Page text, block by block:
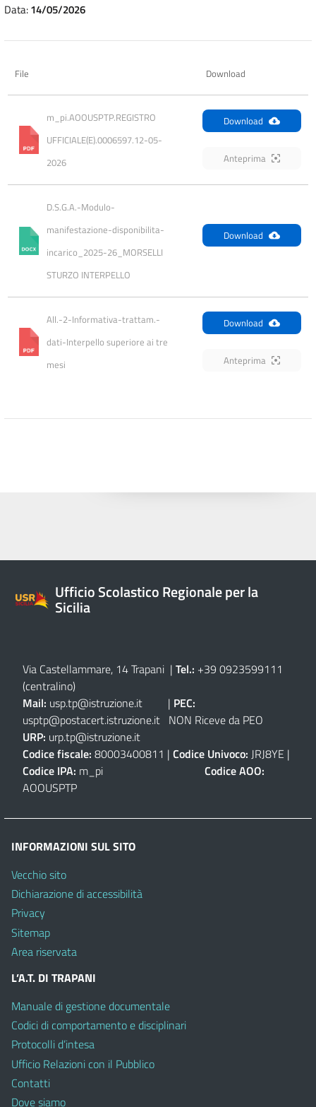
Data:14/05/2026
File Download
m_pi.AOOUSPTP.REGISTRO
UFFICIALE(E).0006597.12-05-
2026
Download
Anteprima
D.S.G.A.-Modulo-
manifestazione-disponibilita-
incarico_2025-26_MORSELLI
STURZO INTERPELLO
Download
All.-2-Informativa-trattam.-
dati-Interpello superiore ai tre
mesi
Download
Anteprima
Ufficio Scolastico Regionale per la
Sicilia
Via Castellammare, 14 Trapani | Tel.: +39 0923599111
(centralino)
Mail: usp.tp@istruzione.it | PEC:
usptp@postacert.istruzione.it NON Riceve da PEO
URP: urp.tp@istruzione.it
Codice fiscale: 80003400811 | Codice Univoco: JRJ8YE |
Codice IPA: m_pi Codice AOO:
AOOUSPTP
INFORMAZIONI SUL SITO
Vecchio sito
Dichiarazione di accessibilità
Privacy
Sitemap
Area riservata
L’A.T. DI TRAPANI
Manuale di gestione documentale
Codici di comportamento e disciplinari
Protocolli d’intesa
Ufficio Relazioni con il Pubblico
Contatti
Dove siamo